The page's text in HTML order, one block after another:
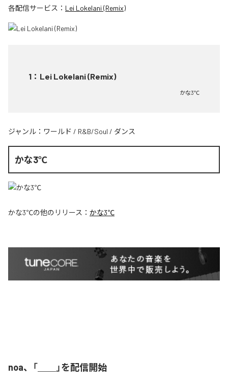
各配信サービス： Lei Lokelani (Remix)
1 ： Lei Lokelani (Remix)
かな3℃
ジャンル： ワールド / R&B/Soul / ダンス
かな3℃
かな3℃の他のリリース： かな3℃
noa、「＿＿」を配信開始